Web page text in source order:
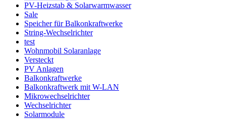
PV-Heizstab & Solarwarmwasser
Sale
Speicher für Balkonkraftwerke
String-Wechselrichter
test
Wohnmobil Solaranlage
Versteckt
PV Anlagen
Balkonkraftwerke
Balkonkraftwerk mit W-LAN
Mikrowechselrichter
Wechselrichter
Solarmodule